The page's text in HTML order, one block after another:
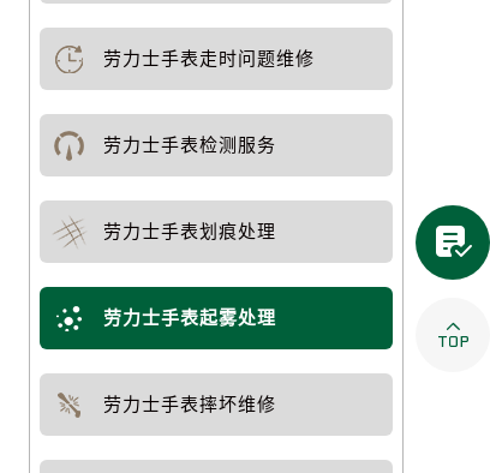
劳力士手表走时问题维修
劳力士手表检测服务
劳力士手表划痕处理
劳力士手表起雾处理
劳力士手表摔坏维修

